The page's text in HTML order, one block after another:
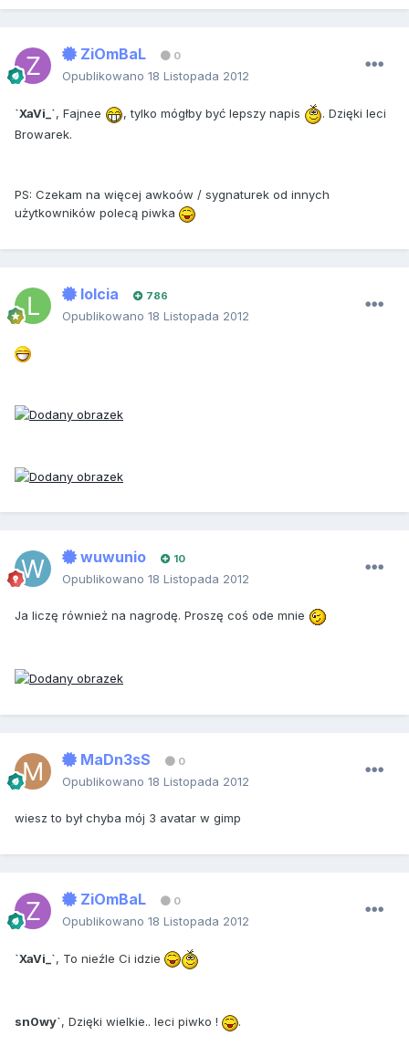
ZiOmBaL 0
Opublikowano 18 Listopada 2012
`XaVi_`, Fajnee , tylko mógłby być lepszy napis
. Dzięki leci
Browarek.
PS: Czekam na więcej awkoów / sygnaturek od innych
użytkowników polecą piwka
lolcia 786
Opublikowano 18 Listopada 2012
wuwunio 10
Opublikowano 18 Listopada 2012
Ja liczę również na nagrodę. Proszę coś ode mnie
MaDn3sS 0
Opublikowano 18 Listopada 2012
wiesz to był chyba mój 3 avatar w gimp
ZiOmBaL 0
Opublikowano 18 Listopada 2012
`XaVi_`, To nieźle Ci idzie
sn0wy`, Dzięki wielkie.. leci piwko ! .